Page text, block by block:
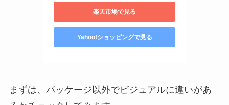
楽天市場で見る
Yahoo!ショッピングで見る
まずは、パッケージ以外でビジュアルに違いがあ